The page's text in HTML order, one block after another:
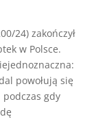
24) zakończył
w Polsce.
powołują się
gdy